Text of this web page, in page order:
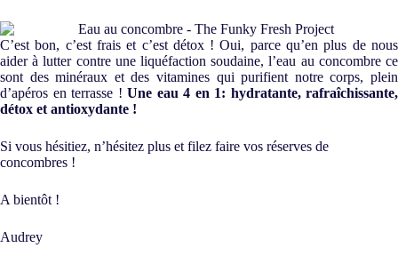
C’est bon, c’est frais et c’est détox ! Oui, parce qu’en plus de nous
aider à lutter contre une liquéfaction soudaine, l’eau au concombre ce
sont des minéraux et des vitamines qui purifient notre corps, plein
d’apéros en terrasse ! Une eau 4 en 1: hydratante, rafraîchissante,
détox et antioxydante !
Si vous hésitiez, n’hésitez plus et filez faire vos réserves de
concombres !
A bientôt !
Audrey